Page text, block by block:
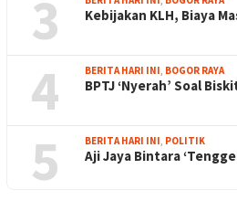
3 Kebijakan KLH, Biaya
4 BERITA HARI INI BOGOR RAYA
BPTJ ‘Nyerah’ Soal
5 BERITA HARI INI POLITIK
Aji Jaya Bintara